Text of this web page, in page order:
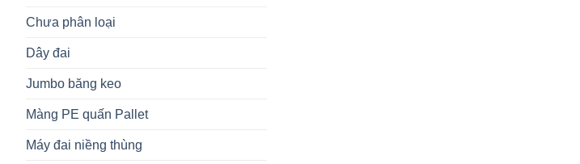
Chưa phân loại
Dây đai
Jumbo băng keo
Màng PE quấn Pallet
Máy đai niềng thùng